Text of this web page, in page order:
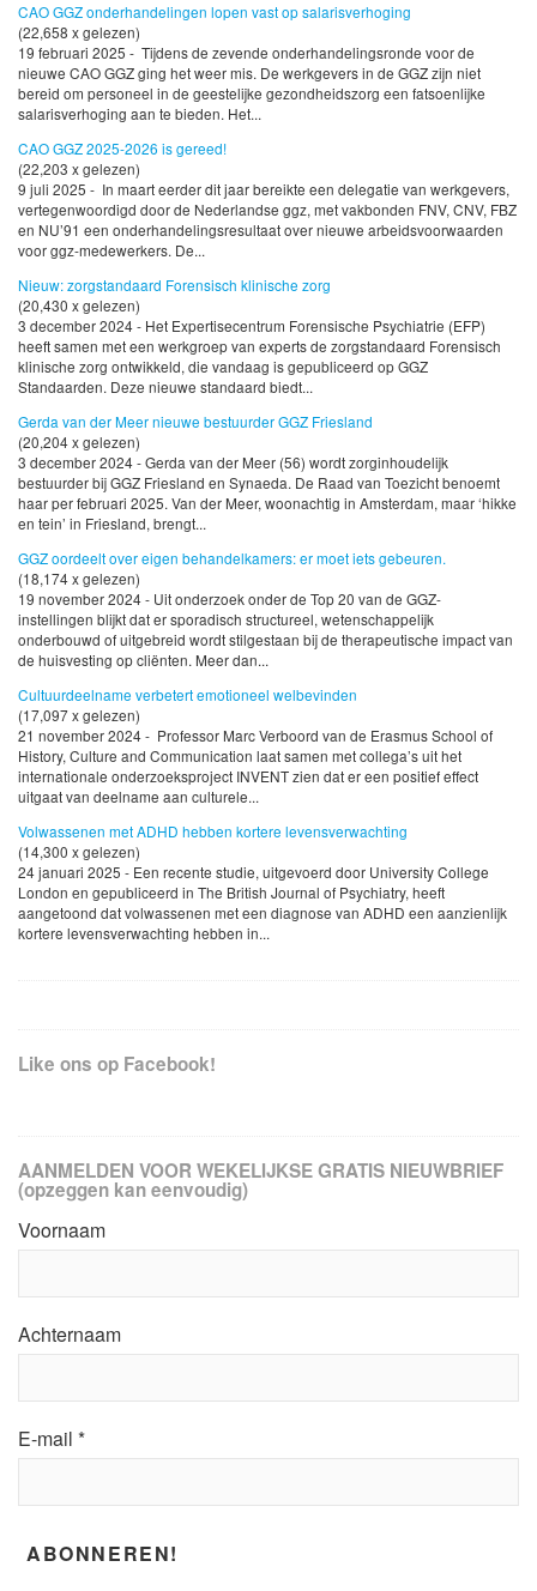
CAO GGZ onderhandelingen lopen vast op salarisverhoging
(22,658 x gelezen)
19 februari 2025 - Tijdens de zevende onderhandelingsronde voor de
nieuwe CAO GGZ ging het weer mis. De werkgevers in de GGZ zijn niet
bereid om personeel in de geestelijke gezondheidszorg een fatsoenlijke
salarisverhoging aan te bieden. Het...
CAO GGZ 2025-2026 is gereed!
(22,203 x gelezen)
9 juli 2025 - In maart eerder dit jaar bereikte een delegatie van werkgevers,
vertegenwoordigd door de Nederlandse ggz, met vakbonden FNV, CNV, FBZ
en NU’91 een onderhandelingsresultaat over nieuwe arbeidsvoorwaarden
voor ggz-medewerkers. De...
Nieuw: zorgstandaard Forensisch klinische zorg
(20,430 x gelezen)
3 december 2024 - Het Expertisecentrum Forensische Psychiatrie (EFP)
heeft samen met een werkgroep van experts de zorgstandaard Forensisch
klinische zorg ontwikkeld, die vandaag is gepubliceerd op GGZ
Standaarden. Deze nieuwe standaard biedt...
Gerda van der Meer nieuwe bestuurder GGZ Friesland
(20,204 x gelezen)
3 december 2024 - Gerda van der Meer (56) wordt zorginhoudelijk
bestuurder bij GGZ Friesland en Synaeda. De Raad van Toezicht benoemt
haar per februari 2025. Van der Meer, woonachtig in Amsterdam, maar ‘hikke
en tein’ in Friesland, brengt...
GGZ oordeelt over eigen behandelkamers: er moet iets gebeuren.
(18,174 x gelezen)
19 november 2024 - Uit onderzoek onder de Top 20 van de GGZ-
instellingen blijkt dat er sporadisch structureel, wetenschappelijk
onderbouwd of uitgebreid wordt stilgestaan bij de therapeutische impact van
de huisvesting op cliënten. Meer dan...
Cultuurdeelname verbetert emotioneel welbevinden
(17,097 x gelezen)
21 november 2024 - Professor Marc Verboord van de Erasmus School of
History, Culture and Communication laat samen met collega’s uit het
internationale onderzoeksproject INVENT zien dat er een positief effect
uitgaat van deelname aan culturele...
Volwassenen met ADHD hebben kortere levensverwachting
(14,300 x gelezen)
24 januari 2025 - Een recente studie, uitgevoerd door University College
London en gepubliceerd in The British Journal of Psychiatry, heeft
aangetoond dat volwassenen met een diagnose van ADHD een aanzienlijk
kortere levensverwachting hebben in...
Like ons op Facebook!
AANMELDEN VOOR WEKELIJKSE GRATIS NIEUWBRIEF
(opzeggen kan eenvoudig)
Voornaam
Achternaam
E-mail *